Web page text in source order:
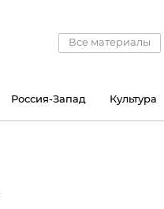
Все материалы
Россия-Запад Культура